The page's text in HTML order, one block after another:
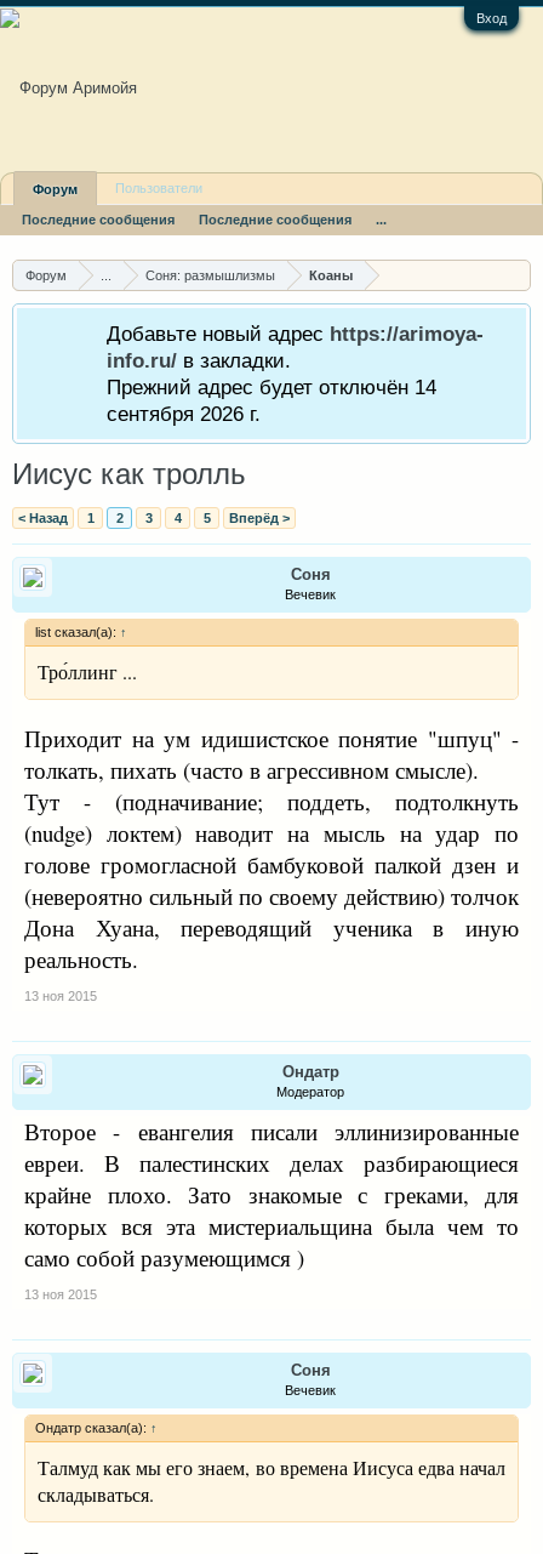
Вход
Форум Соня: размышлизмы Коаны
Добавьте новый адрес https://arimoya-
info.ru/ в закладки.
Прежний адрес будет отключён 14
сентября 2026 г.
Иисус как тролль
< Назад 1 2 3 4 5 Вперёд >
Соня
Вечевик
list сказал(а): ↑
Тро́ллинг ...
Приходит на ум идишистское понятие "шпуц" -
толкать, пихать (часто в агрессивном смысле).
Тут - (подначивание; поддеть, подтолкнуть
(nudge) локтем) наводит на мысль на удар по
голове громогласной бамбуковой палкой дзен и
(невероятно сильный по своему действию) толчок
Дона Хуана, переводящий ученика в иную
реальность.
13 ноя 2015
Ондатр
Модератор
Второе - евангелия писали эллинизированные
евреи. В палестинских делах разбирающиеся
крайне плохо. Зато знакомые с греками, для
которых вся эта мистериальщина была чем то
само собой разумеющимся )
13 ноя 2015
Соня
Вечевик
Ондатр сказал(а): ↑
Талмуд как мы его знаем, во времена Иисуса едва начал
складываться.
Форум
Последние сообщения Последние сообщения ...
Пользователи